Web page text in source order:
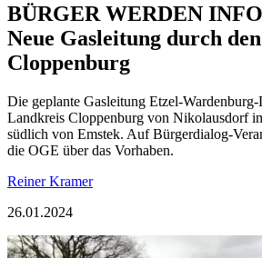
BÜRGER WERDEN
Neue Gasleitung durch
Cloppenburg
Die geplante Gasleitung Etzel-
Landkreis Cloppenburg von Nikolausdorf
südlich von Emstek. Auf Bürgerdialog-
die OGE über das Vorhaben.
Reiner Kramer
26.01.2024